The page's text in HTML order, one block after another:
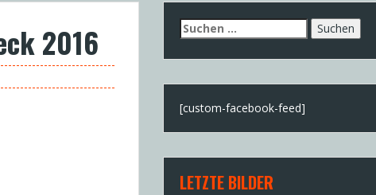
2016
Suchen
nach:
[custom-facebook-feed]
LETZTE BILDER